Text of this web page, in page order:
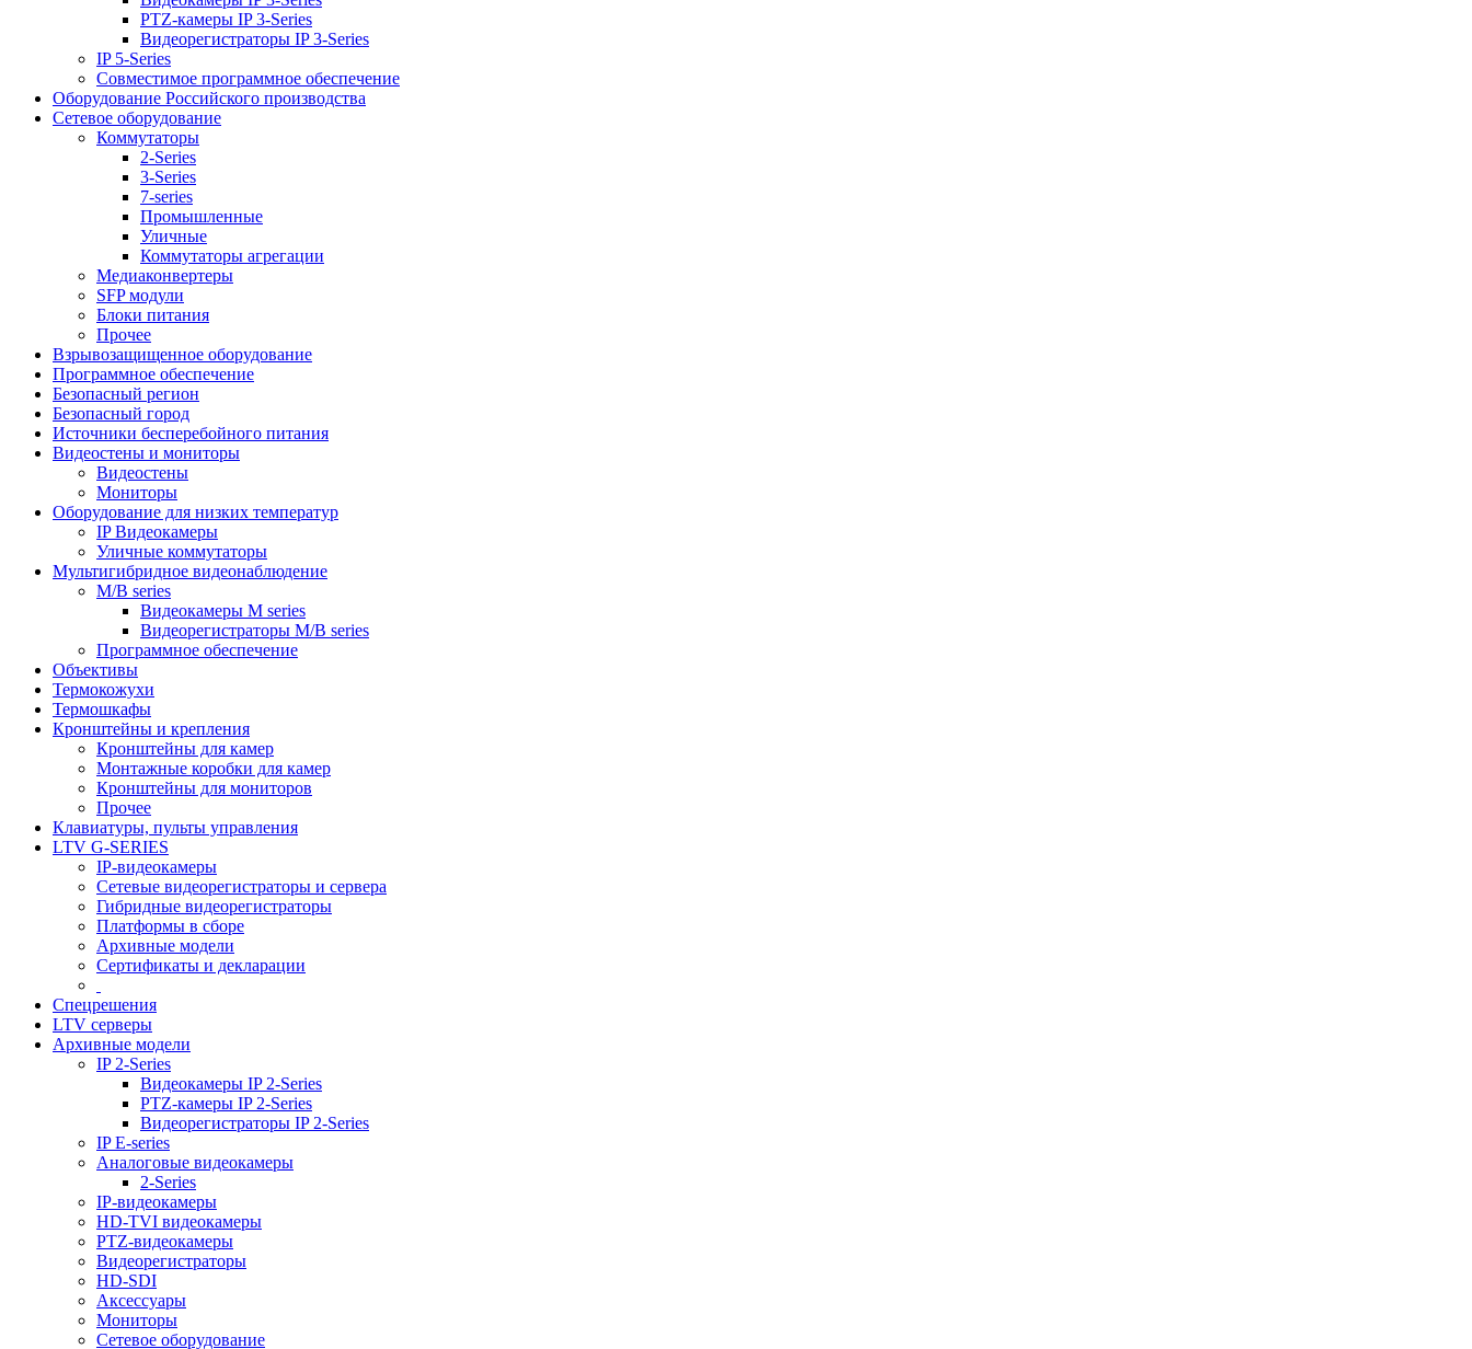
PTZ-камеры IP 3-Series
Видеорегистраторы IP 3-Series
IP 5-Series
Совместимое программное обеспечение
Оборудование Российского производства
Сетевое оборудование
Коммутаторы
2-Series
3-Series
7-series
Промышленные
Уличные
Коммутаторы агрегации
Медиаконвертеры
SFP модули
Блоки питания
Прочее
Взрывозащищенное оборудование
Программное обеспечение
Безопасный регион
Безопасный город
Источники бесперебойного питания
Видеостены и мониторы
Видеостены
Мониторы
Оборудование для низких температур
IP Видеокамеры
Уличные коммутаторы
Мультигибридное видеонаблюдение
M/B series
Видеокамеры M series
Видеорегистраторы M/B series
Программное обеспечение
Объективы
Термокожухи
Термошкафы
Кронштейны и крепления
Кронштейны для камер
Монтажные коробки для камер
Кронштейны для мониторов
Прочее
Клавиатуры, пульты управления
LTV G-SERIES
IP-видеокамеры
Сетевые видеорегистраторы и сервера
Гибридные видеорегистраторы
Платформы в сборе
Архивные модели
Сертификаты и декларации
Спецрешения
LTV серверы
Архивные модели
IP 2-Series
Видеокамеры IP 2-Series
PTZ-камеры IP 2-Series
Видеорегистраторы IP 2-Series
IP E-series
Аналоговые видеокамеры
2-Series
IP-видеокамеры
HD-TVI видеокамеры
PTZ-видеокамеры
Видеорегистраторы
HD-SDI
Аксессуары
Мониторы
Сетевое оборудование